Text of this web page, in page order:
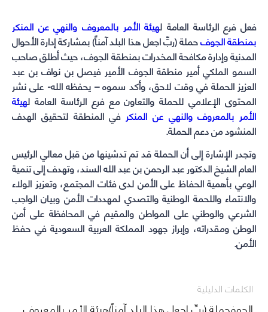
فعل فرع الرئاسة العامة لهيئة الأمر بالمعروف والنهي عن المنكر
بمنطقة الجوفحملة (ربِّ اجعل هذا البلد آمناً) بمشاركة إدارة الأحوال
المدنية وإدارة مكافحة المخدرات بمنطقة الجوف، حيث أطلق صاحب
السمو الملكي أمير منطقة الجوف الأمير فيصل بن نواف بن عبد
العزيز الحملة في وقت لاحق، وأكد سموه – يحفظه الله- على نشر
المحتوى الإعلامي للحملة والتعاون مع فرع الرئاسة العامة لهيئة
الأمر بالمعروف والنهي عن المنكر في المنطقة لتحقيق الهدف
المنشود من دعم الحملة.
وتجدر الإشارة إلى أن الحملة قد تم تدشينها من قبل معالي الرئيس
العام الشيخ الدكتور عبد الرحمن بن عبد الله السند، وتهدف إلى تنمية
الوعي بأهمية الحفاظ على الأمن لدى فئات المجتمع، وتعزيز الولاء
والانتماء واللحمة الوطنية والتصدي لمهددات الأمن وبيان الواجب
الشرعي والوطني على المواطن والمقيم في المحافظة على أمن
الوطن ومقدراته، وإبراز جهود المملكة العربية السعودية في حفظ
الأمن.
(Opens
in
new
window)
(Opens
in
new
window)
(Opens
in
new
window)
(Opens
in
new
window)
الكلمات الدليلية